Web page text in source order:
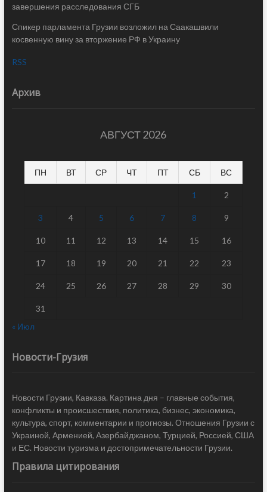
завершения расследования СГБ
Спикер парламента Грузии возложил на Саакашвили
косвенную вину за вторжение РФ в Украину
RSS
Архив
АВГУСТ 2026
ПН ВТ СР ЧТ ПТ СБ ВС
1 2
3 4 5 6 7 8 9
10 11 12 13 14 15 16
17 18 19 20 21 22 23
24 25 26 27 28 29 30
31
« Июл
Новости-Грузия
Новости Грузии, Кавказа. Картина дня – главные события,
конфликты и происшествия, политика, бизнес, экономика,
культура, спорт, комментарии и прогнозы. Отношения Грузии с
Украиной, Арменией, Азербайджаном, Турцией, Россией, США
и ЕС. Новости туризма и достопримечательности Грузии.
Правила цитирования